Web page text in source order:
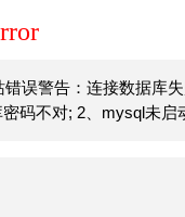
错误警告：连接数据库
码不对; 2、mysql未启